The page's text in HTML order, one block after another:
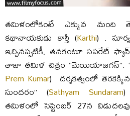
తమిళంలోకంటే ఎక్కువ మంది
కథానాయకుడు కార్తీ (Karthi) .
ఇచ్చినప్పటికీ, తనకంటూ సపరేట్
తాజా తమిళ చిత్రం “మెయియాజగన్”.
Prem Kumar) దర్శకత్వంలో
సుందరం” (Sathyam Sundaram)
తమిళంలో సెప్టెంబర్ 27న